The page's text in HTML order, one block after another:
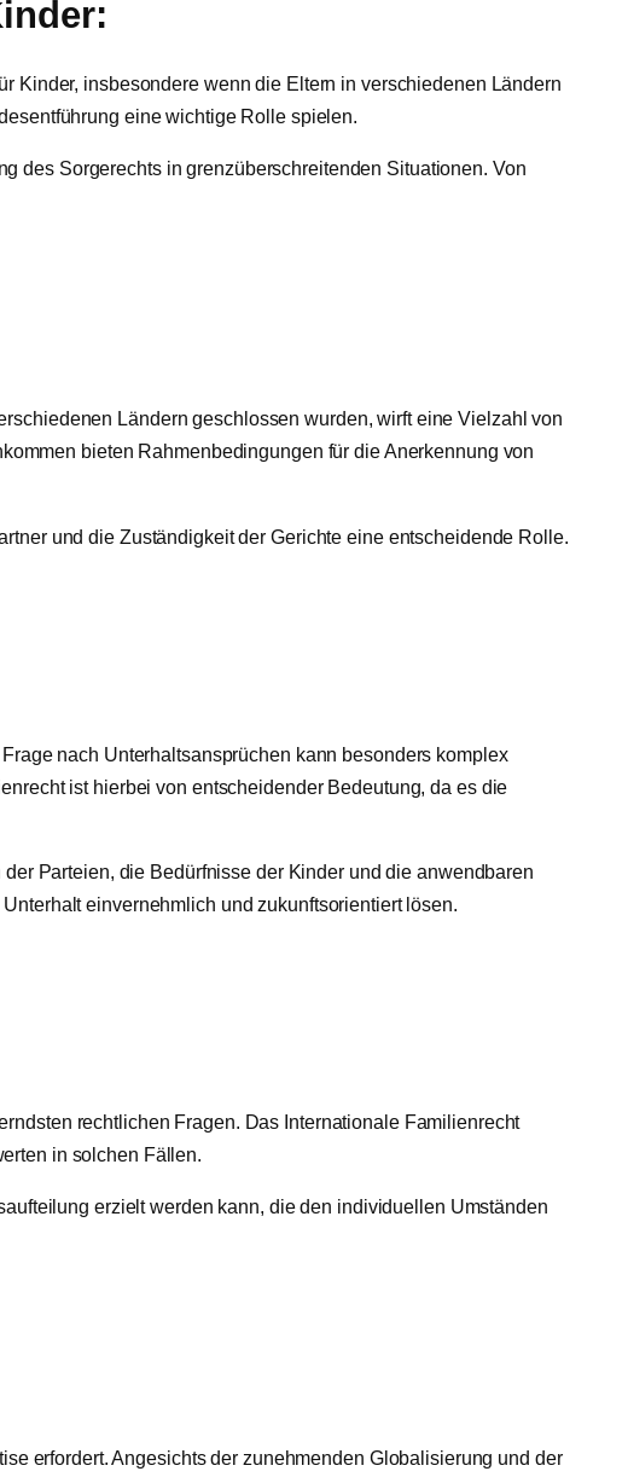
Kinder, insbesondere wenn die Eltern in verschiedenen Ländern
eine wichtige Rolle spielen.
des Sorgerechts in grenzüberschreitenden Situationen. Von
Ländern geschlossen wurden, wirft eine Vielzahl von
bieten Rahmenbedingungen für die Anerkennung von
und die Zuständigkeit der Gerichte eine entscheidende Rolle.
nach Unterhaltsansprüchen kann besonders komplex
ist hierbei von entscheidender Bedeutung, da es die
Parteien, die Bedürfnisse der Kinder und die anwendbaren
einvernehmlich und zukunftsorientiert lösen.
rechtlichen Fragen. Das Internationale Familienrecht
in solchen Fällen.
erzielt werden kann, die den individuellen Umständen
erfordert. Angesichts der zunehmenden Globalisierung und der